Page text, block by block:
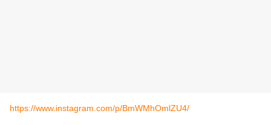
https://www.instagram.com/p/BmWMhOmlZU4/